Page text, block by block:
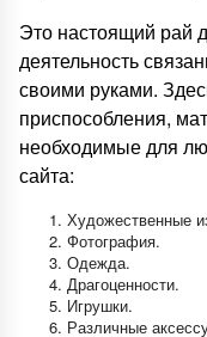
Это настоящий рай
деятельность
своими руками.
приспособления,
необходимые для
сайта:
Художественные
Фотография.
Одежда.
Драгоценности.
Игрушки.
Различные